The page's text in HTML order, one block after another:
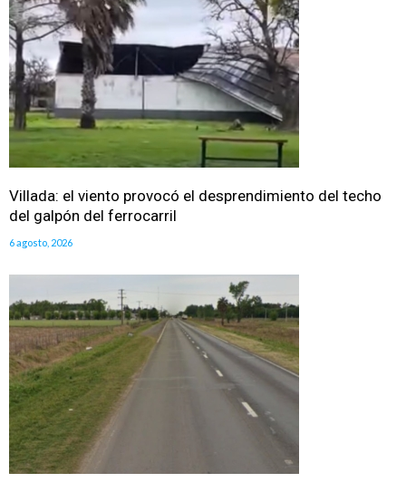
Villada: el viento provocó el desprendimiento del techo
del galpón del ferrocarril
6 agosto, 2026